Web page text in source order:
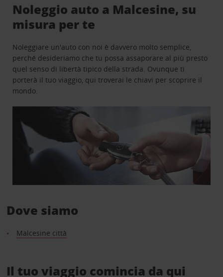
Noleggio auto a Malcesine, su
misura per te
Noleggiare un'auto con noi è davvero molto semplice,
perché desideriamo che tu possa assaporare al più presto
quel senso di libertà tipico della strada. Ovunque ti
porterà il tuo viaggio, qui troverai le chiavi per scoprire il
mondo.
Dove siamo
Malcesine città
Il tuo viaggio comincia da qui